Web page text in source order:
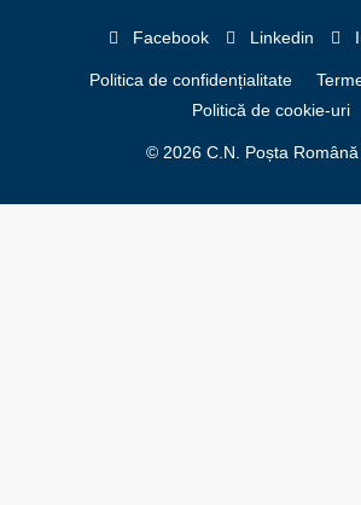
Facebook Linkedin
Politica de confidențialitate
Politică de cookie-uri
© 2026 C.N. Poșta Română